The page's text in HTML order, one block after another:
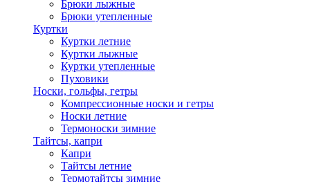
Брюки лыжные
Брюки утепленные
Куртки
Куртки летние
Куртки лыжные
Куртки утепленные
Пуховики
Носки, гольфы, гетры
Компрессионные носки и гетры
Носки летние
Термоноски зимние
Тайтсы, капри
Капри
Тайтсы летние
Термотайтсы зимние